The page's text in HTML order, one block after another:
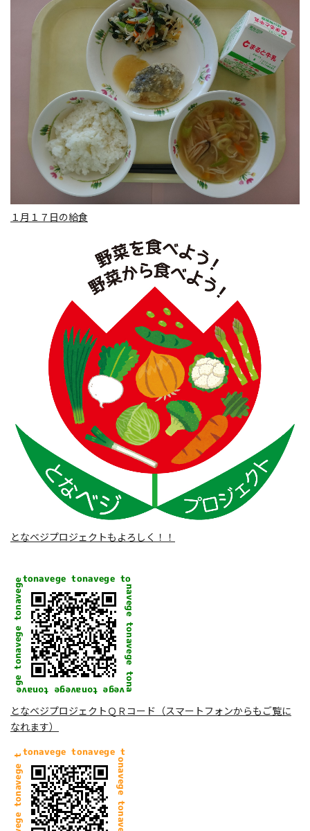
１月１７日の給食
となベジプロジェクトもよろしく！！
となベジプロジェクトＱＲコード（スマートフォンからもご覧に
なれます）